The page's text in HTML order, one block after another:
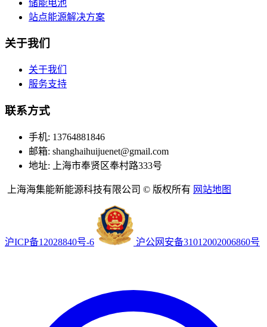
储能电池
站点能源解决方案
关于我们
关于我们
服务支持
联系方式
手机: 13764881846
邮箱: shanghaihuijuenet@gmail.com
地址: 上海市奉贤区奉村路333号
上海海集能新能源科技有限公司 © 版权所有 网站地图
沪ICP备12028840号-6 沪公网安备31012002006860号